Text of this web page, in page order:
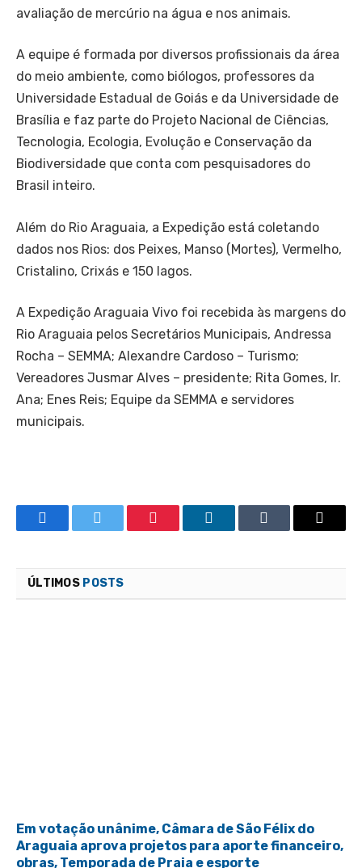
avaliação de mercúrio na água e nos animais.
A equipe é formada por diversos profissionais da área
do meio ambiente, como biólogos, professores da
Universidade Estadual de Goiás e da Universidade de
Brasília e faz parte do Projeto Nacional de Ciências,
Tecnologia, Ecologia, Evolução e Conservação da
Biodiversidade que conta com pesquisadores do
Brasil inteiro.
Além do Rio Araguaia, a Expedição está coletando
dados nos Rios: dos Peixes, Manso (Mortes), Vermelho,
Cristalino, Crixás e 150 lagos.
A Expedição Araguaia Vivo foi recebida às margens do
Rio Araguaia pelos Secretários Municipais, Andressa
Rocha – SEMMA; Alexandre Cardoso – Turismo;
Vereadores Jusmar Alves – presidente; Rita Gomes, Ir.
Ana; Enes Reis; Equipe da SEMMA e servidores
municipais.
FacebookTwitter Pinterest LinkedInTumblr Email
ÚLTIMOS POSTS
Em votação unânime, Câmara de São Félix do
Araguaia aprova projetos para aporte financeiro,
obras, Temporada de Praia e esporte